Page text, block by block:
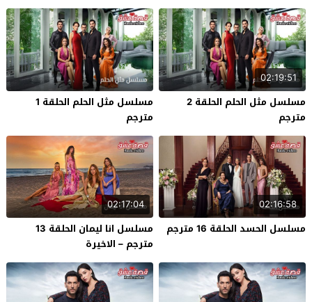
02:19:51
مسلسل مثل الحلم الحلقة 2
مترجم
مسلسل مثل الحلم الحلقة 1
مترجم
02:16:58
مسلسل الحسد الحلقة 16 مترجم
02:17:04
مسلسل انا ليمان الحلقة 13
مترجم – الاخيرة